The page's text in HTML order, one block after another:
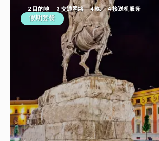
2 目的地 3 交通网络 4 晚 4 接送机服务
假期套餐